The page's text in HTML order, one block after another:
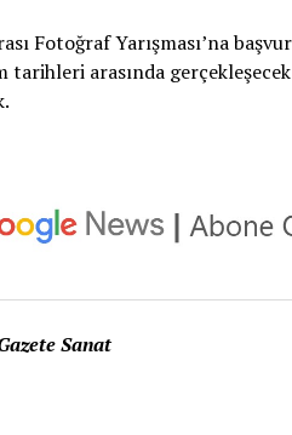
Fotoğraf Yarışması’na
tarihleri arasında
Sanat